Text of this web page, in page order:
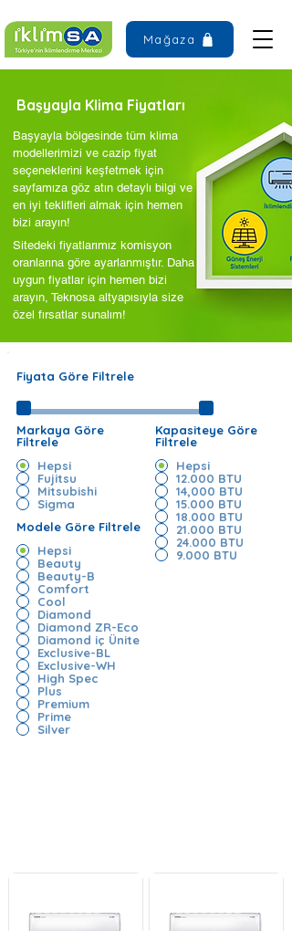
Mağaza
Başyayla Klima Fiyatları
Başyayla bölgesinde tüm klima
modellerimizi ve cazip fiyat
seçeneklerini keşfetmek için
sayfamıza göz atın detaylı bilgi ve
en iyi teklifleri almak için hemen
bizi arayın!
Sitedeki fiyatlarımız komisyon
oranlarına göre ayarlanmıştır. Daha
uygun fiyatlar için hemen bizi
arayın, Teknosa altyapısıyla size
özel fırsatlar sunalım!
Fiyata Göre Filtrele
Markaya Göre
Filtrele
Hepsi
Fujitsu
Mitsubishi
Sigma
Modele Göre Filtrele
Hepsi
Beauty
Beauty-B
Comfort
Cool
Diamond
Diamond ZR-Eco
Diamond iç Ünite
Exclusive-BL
Exclusive-WH
High Spec
Plus
Premium
Prime
Silver
Kapasiteye Göre
Filtrele
Hepsi
12.000 BTU
14,000 BTU
15.000 BTU
18.000 BTU
21.000 BTU
24.000 BTU
9.000 BTU